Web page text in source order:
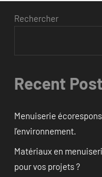
Rechercher
Recent
Menuiserie
l’environnement.
Matériaux en
pour vos projets ?